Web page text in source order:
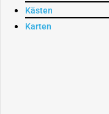
Kästen
Karten